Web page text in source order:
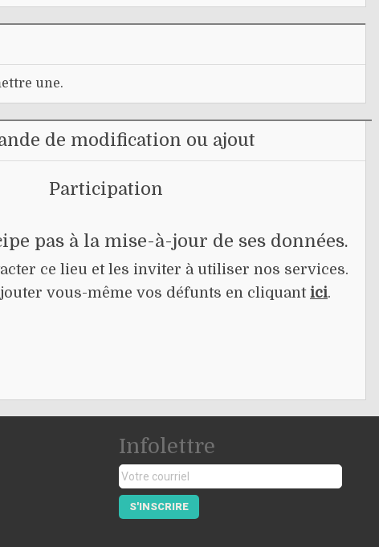
une.
de modification ou ajout
Participation
pas à la mise-à-jour de ses données.
ce lieu et les inviter à utiliser nos services.
vous-même vos défunts en cliquant ici.
Infolettre
S'INSCRIRE